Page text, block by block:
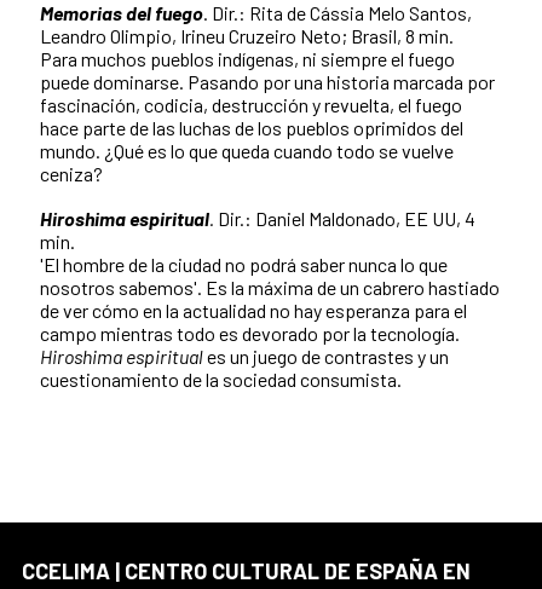
Memorias del fuego. Dir.: Rita de Cássia Melo Santos,
Leandro Olimpio, Irineu Cruzeiro Neto; Brasil, 8 min.
Para muchos pueblos indígenas, ni siempre el fuego
puede dominarse. Pasando por una historia marcada por
fascinación, codicia, destrucción y revuelta, el fuego
hace parte de las luchas de los pueblos oprimidos del
mundo. ¿Qué es lo que queda cuando todo se vuelve
ceniza?
Hiroshima espiritual. Dir.: Daniel Maldonado, EE UU, 4
min.
'El hombre de la ciudad no podrá saber nunca lo que
nosotros sabemos'. Es la máxima de un cabrero hastiado
de ver cómo en la actualidad no hay esperanza para el
campo mientras todo es devorado por la tecnología.
Hiroshima espirituales un juego de contrastes y un
cuestionamiento de la sociedad consumista.
CCELIMA | CENTRO CULTURAL DE ESPAÑA EN